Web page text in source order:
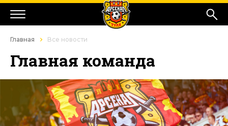
Главная Все новости
Главная команда